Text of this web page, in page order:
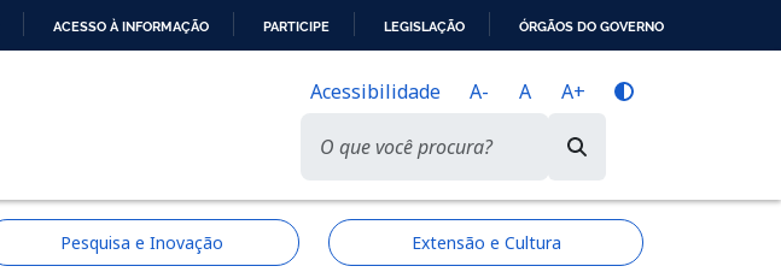
ACESSO À INFORMAÇÃO PARTICIPE LEGISLAÇÃO ÓRGÃOS DO GOVERNO
Acessibilidade A- A A+
Pesquisa e Inovação Extensão e Cultura